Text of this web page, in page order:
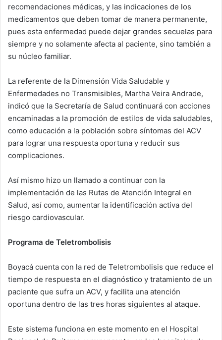
recomendaciones médicas, y las indicaciones de los
medicamentos que deben tomar de manera permanente,
pues esta enfermedad puede dejar grandes secuelas para
siempre y no solamente afecta al paciente, sino también a
su núcleo familiar.
La referente de la Dimensión Vida Saludable y
Enfermedades no Transmisibles, Martha Veira Andrade,
indicó que la Secretaría de Salud continuará con acciones
encaminadas a la promoción de estilos de vida saludables,
como educación a la población sobre síntomas del ACV
para lograr una respuesta oportuna y reducir sus
complicaciones.
Así mismo hizo un llamado a continuar con la
implementación de las Rutas de Atención Integral en
Salud, así como, aumentar la identificación activa del
riesgo cardiovascular.
Programa de Teletrombolisis
Boyacá cuenta con la red de Teletrombolisis que reduce el
tiempo de respuesta en el diagnóstico y tratamiento de un
paciente que sufra un ACV, y facilita una atención
oportuna dentro de las tres horas siguientes al ataque.
Este sistema funciona en este momento en el Hospital